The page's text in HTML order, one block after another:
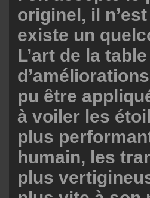
originel, il
existe un
L’art de la
pu être
à voiler les
plus
humain, les
plus